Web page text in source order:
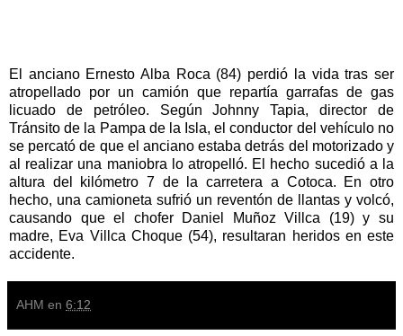
El anciano Ernesto Alba Roca (84) perdió la vida tras ser
atropellado por un camión que repartía garrafas de gas
licuado de petróleo. Según Johnny Tapia, director de
Tránsito de la Pampa de la Isla, el conductor del vehículo no
se percató de que el anciano estaba detrás del motorizado y
al realizar una maniobra lo atropelló. El hecho sucedió a la
altura del kilómetro 7 de la carretera a Cotoca. En otro
hecho, una camioneta sufrió un reventón de llantas y volcó,
causando que el chofer Daniel Muñoz Villca (19) y su
madre, Eva Villca Choque (54), resultaran heridos en este
accidente.
AHM en 6:12